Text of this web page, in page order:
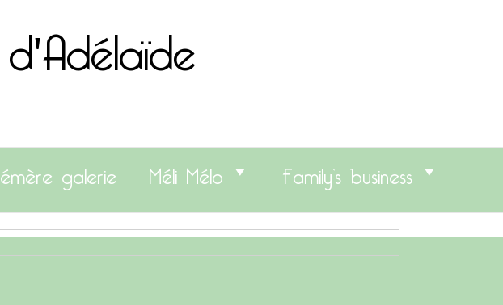
galerie Méli Mélo Family’s business